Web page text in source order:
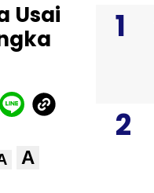
Usai
A